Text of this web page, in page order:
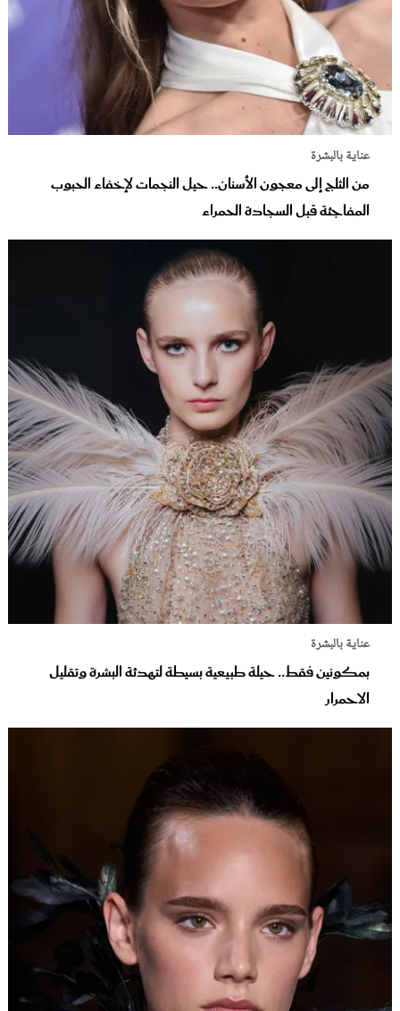
عناية بالبشرة
من الثلج إلى معجون الأسنان.. حيل النجمات لإخفاء الحبوب
المفاجئة قبل السجادة الحمراء
عناية بالبشرة
بمكونين فقط.. حيلة طبيعية بسيطة لتهدئة البشرة وتقليل
الاحمرار